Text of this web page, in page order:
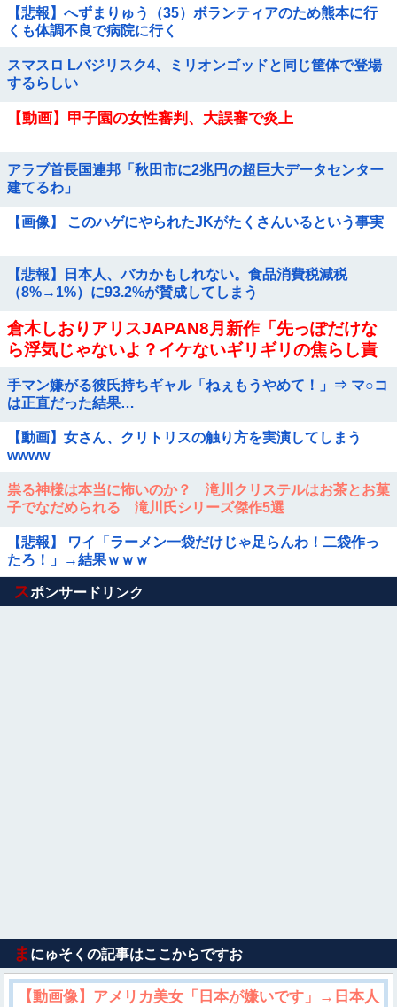
【悲報】へずまりゅう（35）ボランティアのため熊本に行
くも体調不良で病院に行く
スマスロ Lバジリスク4、ミリオンゴッドと同じ筐体で登場
するらしい
【動画】甲子園の女性審判、大誤審で炎上
アラブ首長国連邦「秋田市に2兆円の超巨大データセンター
建てるわ」
【画像】 このハゲにやられたJKがたくさんいるという事実
【悲報】日本人、バカかもしれない。食品消費税減税
（8%→1%）に93.2%が賛成してしまう
倉木しおりアリスJAPAN8月新作「先っぽだけな
ら浮気じゃないよ？イケないギリギリの焦らし責
手マン嫌がる彼氏持ちギャル「ねぇもうやめて！」⇒ マ○コ
は正直だった結果…
【動画】女さん、クリトリスの触り方を実演してしまう
wwww
祟る神様は本当に怖いのか？ 滝川クリステルはお茶とお菓
子でなだめられる 滝川氏シリーズ傑作5選
【悲報】 ワイ「ラーメン一袋だけじゃ足らんわ！二袋作っ
たろ！」→結果ｗｗｗ
Powered by livedoor 相互RSS
スポンサードリンク
ま にゅそくの記事はここからですお
【動画像】アメリカ美女「日本が嫌いです」→日本人